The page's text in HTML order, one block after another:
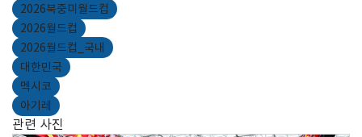
2026북중미월드컵
2026월드컵
2026월드컵_국내
대한민국
멕시코
아기레
관련 사진